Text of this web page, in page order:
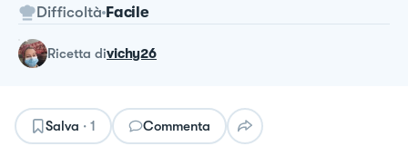
Difficoltà Facile
ricetta divichy26
Salva · 1 Commenta